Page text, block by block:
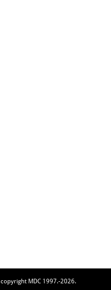
copyright MDC 1997.-2026.